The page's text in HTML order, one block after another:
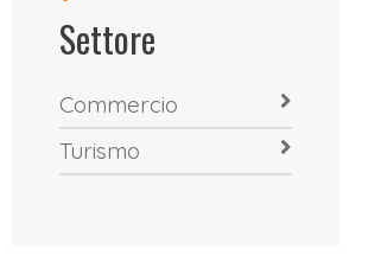
Settore
Commercio
Turismo